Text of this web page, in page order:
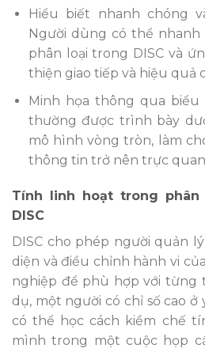
Hiểu biết nhanh chóng
Người dùng có thể nhanh
phân loại trong DISC và
thiện giao tiếp và hiệu quả
Minh họa thông qua biểu
thường được trình bày
mô hình vòng tròn, làm
thông tin trở nên trực quan
Tính linh hoạt trong
DISC
DISC cho phép người quản
diện và điều chỉnh hành vi
nghiệp để phù hợp với từng
dụ, một người có chỉ số cao ở
có thể học cách kiềm chế
mình trong một cuộc họp